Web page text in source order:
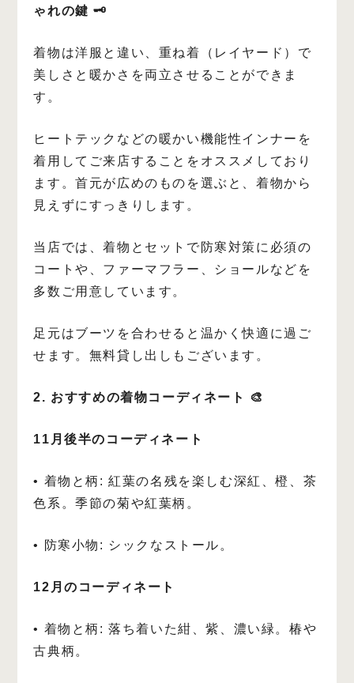
ゃれの鍵 🗝️
着物は洋服と違い、重ね着（レイヤード）で
美しさと暖かさを両立させることができま
す。
ヒートテックなどの暖かい機能性インナーを
着用してご来店することをオススメしており
ます。首元が広めのものを選ぶと、着物から
見えずにすっきりします。
当店では、着物とセットで防寒対策に必須の
コートや、ファーマフラー、ショールなどを
多数ご用意しています。
足元はブーツを合わせると温かく快適に過ご
せます。無料貸し出しもございます。
2. おすすめの着物コーディネート 🎨
11月後半のコーディネート
• 着物と柄: 紅葉の名残を楽しむ深紅、橙、茶
色系。季節の菊や紅葉柄。
• 防寒小物: シックなストール。
12月のコーディネート
• 着物と柄: 落ち着いた紺、紫、濃い緑。椿や
古典柄。